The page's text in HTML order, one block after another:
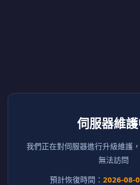
伺服器維
我們正在對伺服器進行升級維護
無法訪問
預計恢復時間： 2026-08-